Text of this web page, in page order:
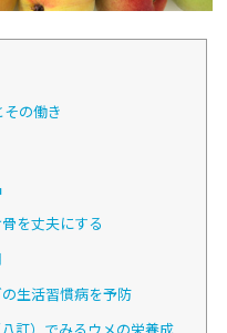
の働き
を丈夫にする
生活習慣病を予防